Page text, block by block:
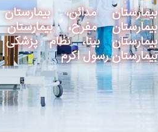
بیمارستان مدائن،
بیمارستان مفرح،
بیمارستان بینا، نظام
بیمارستان رسول اکرم